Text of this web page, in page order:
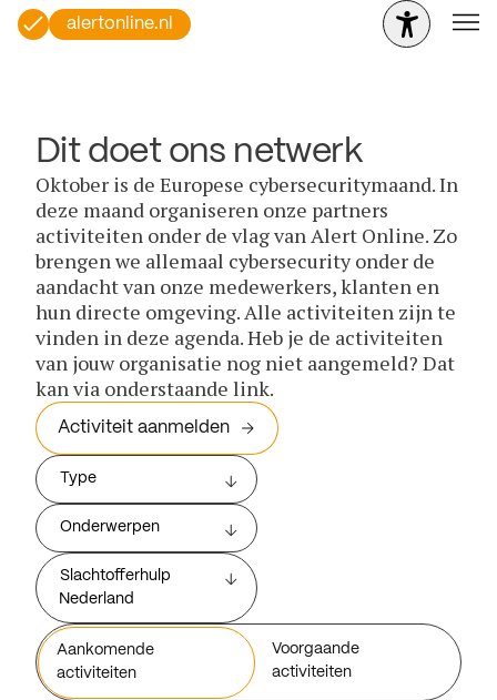
alertonline.nl
Dit doet ons netwerk
Oktober is de Europese cybersecuritymaand. In
deze maand organiseren onze partners
activiteiten onder de vlag van Alert Online. Zo
brengen we allemaal cybersecurity onder de
aandacht van onze medewerkers, klanten en
hun directe omgeving. Alle activiteiten zijn te
vinden in deze agenda. Heb je de activiteiten
van jouw organisatie nog niet aangemeld? Dat
kan via onderstaande link.
Activiteit aanmelden
Type
Onderwerpen
Slachtofferhulp
Nederland
Aankomende
activiteiten
Voorgaande
activiteiten